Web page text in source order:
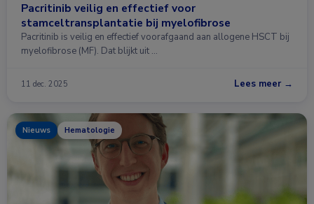
Pacritinib veilig en effectief voor
stamceltransplantatie bij myelofibrose
Pacritinib is veilig en effectief voorafgaand aan allogene HSCT bij
myelofibrose (MF). Dat blijkt uit …
11 dec. 2025 Lees meer →
Nieuws Hematologie